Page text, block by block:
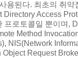
용된다. 최초의 취약
Directory Access
프로토콜일 뿐이며,
Method
NIS(Network
Request